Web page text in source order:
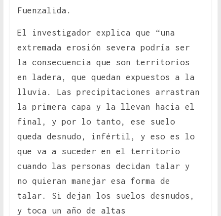
Fuenzalida.
El investigador explica que “una
extremada erosión severa podría ser
la consecuencia que son territorios
en ladera, que quedan expuestos a la
lluvia. Las precipitaciones arrastran
la primera capa y la llevan hacia el
final, y por lo tanto, ese suelo
queda desnudo, infértil, y eso es lo
que va a suceder en el territorio
cuando las personas decidan talar y
no quieran manejar esa forma de
talar. Si dejan los suelos desnudos,
y toca un año de altas